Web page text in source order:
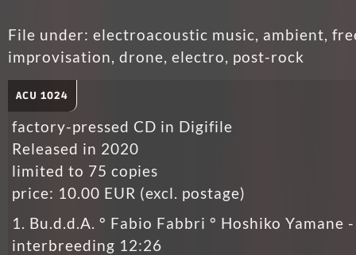
File under: electroacoustic music, ambient,
improvisation, drone, electro, post-rock
ACU 1024
factory-pressed CD in Digifile
Released in 2020
limited to 75 copies
price: 10.00 EUR (excl. postage)
1. Bu.d.d.A. ° Fabio Fabbri ° Hoshiko Yamane
interbreeding 12:26